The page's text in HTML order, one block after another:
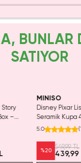
BUNLAR
SATIYOR
Story
–
MINISO
Disney Pixar
Seramik Kupa
Eğlenceli
5.0 (1
%20
549,99 TL
439,99